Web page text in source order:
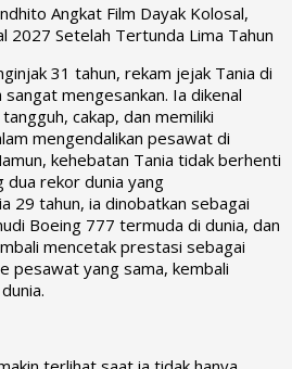
Angkat Film Dayak Kolosal,
2027 Setelah Tertunda Lima Tahun
31 tahun, rekam jejak Tania di
mengesankan. Ia dikenal
cakap, dan memiliki
mengendalikan pesawat di
kehebatan Tania tidak berhenti
dua rekor dunia yang
29 tahun, ia dinobatkan sebagai
Boeing 777 termuda di dunia, dan
mencetak prestasi sebagai
pesawat yang sama, kembali